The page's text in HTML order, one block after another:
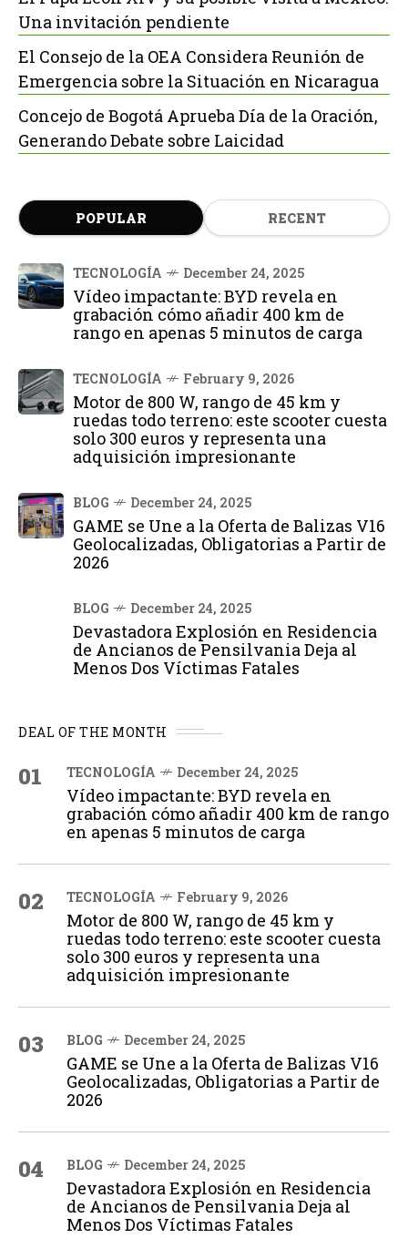
Una invitación pendiente
El Consejo de la OEA Considera Reunión de
Emergencia sobre la Situación en Nicaragua
Concejo de Bogotá Aprueba Día de la Oración,
Generando Debate sobre Laicidad
POPULAR RECENT
TECNOLOGÍA December 24, 2025
Vídeo impactante: BYD revela en
grabación cómo añadir 400 km de
rango en apenas 5 minutos de carga
TECNOLOGÍA February 9, 2026
Motor de 800 W, rango de 45 km y
ruedas todo terreno: este scooter cuesta
solo 300 euros y representa una
adquisición impresionante
BLOG December 24, 2025
GAME se Une a la Oferta de Balizas V16
Geolocalizadas, Obligatorias a Partir de
2026
BLOG December 24, 2025
Devastadora Explosión en Residencia
de Ancianos de Pensilvania Deja al
Menos Dos Víctimas Fatales
DEAL OF THE MONTH
01 TECNOLOGÍA December 24, 2025
Vídeo impactante: BYD revela en
grabación cómo añadir 400 km de rango
en apenas 5 minutos de carga
02 TECNOLOGÍA February 9, 2026
Motor de 800 W, rango de 45 km y
ruedas todo terreno: este scooter cuesta
solo 300 euros y representa una
adquisición impresionante
03 BLOG December 24, 2025
GAME se Une a la Oferta de Balizas V16
Geolocalizadas, Obligatorias a Partir de
2026
04 BLOG December 24, 2025
Devastadora Explosión en Residencia
de Ancianos de Pensilvania Deja al
Menos Dos Víctimas Fatales